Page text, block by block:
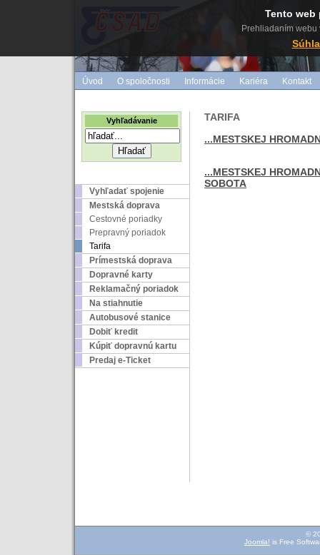
Úvod O spoločnosti Informácie Kariéra Kontakt
Vyhľadávanie
Vyhľadať spojenie
Mestská doprava
Cestovné poriadky
Prepravný poriadok
Tarifa
Prímestská doprava
Dopravné karty
Reklamačný poriadok
Na stiahnutie
Autobusové stanice
Dobiť kredit
Kúpiť dopravnú kartu
Predaj e-Ticket
TARIFA
...MESTSKEJ
...MESTSKEJ
SOBOTA
©
Joomla! is Free
Tento web
Prehliadaním